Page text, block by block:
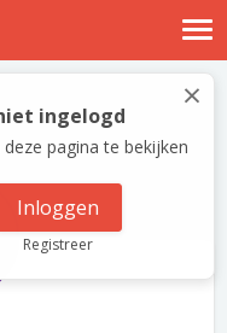
×
ingelogd
pagina te bekijken
Inloggen
Registreer